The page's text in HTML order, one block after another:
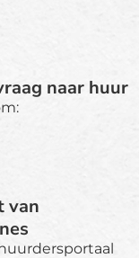
naar huur
van